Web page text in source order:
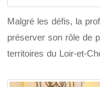
Malgré les défis, la
préserver son rôle de
territoires du Loir-et-